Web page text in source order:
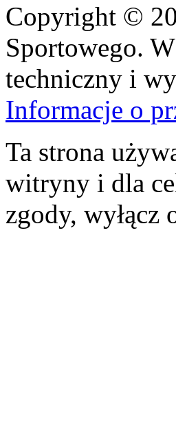
Copyright ©
Sportowego.
techniczny i
Informacje o
Ta strona
witryny i dla
zgody, wyłącz